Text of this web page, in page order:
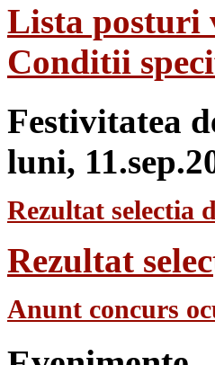
Lista posturi
Conditii
Festivitatea
luni,
Rezultat selectia
Rezultat
Anunt concurs